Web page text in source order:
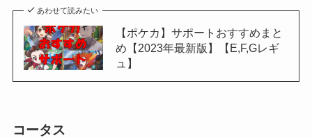
あわせて読みたい
【ポケカ】サポートおすすめまと
め【2023年最新版】【E,F,Gレギ
ュ】
コータス